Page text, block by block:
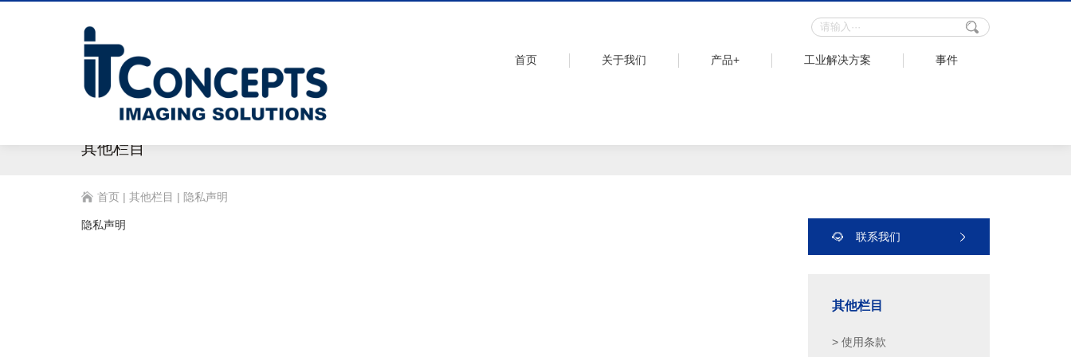
首页 关于我们 产品+ 工业解决方案 事件
其他栏目
首页 | 其他栏目 | 隐私声明
联系我们
其他栏目
> 使用条款
隐私声明